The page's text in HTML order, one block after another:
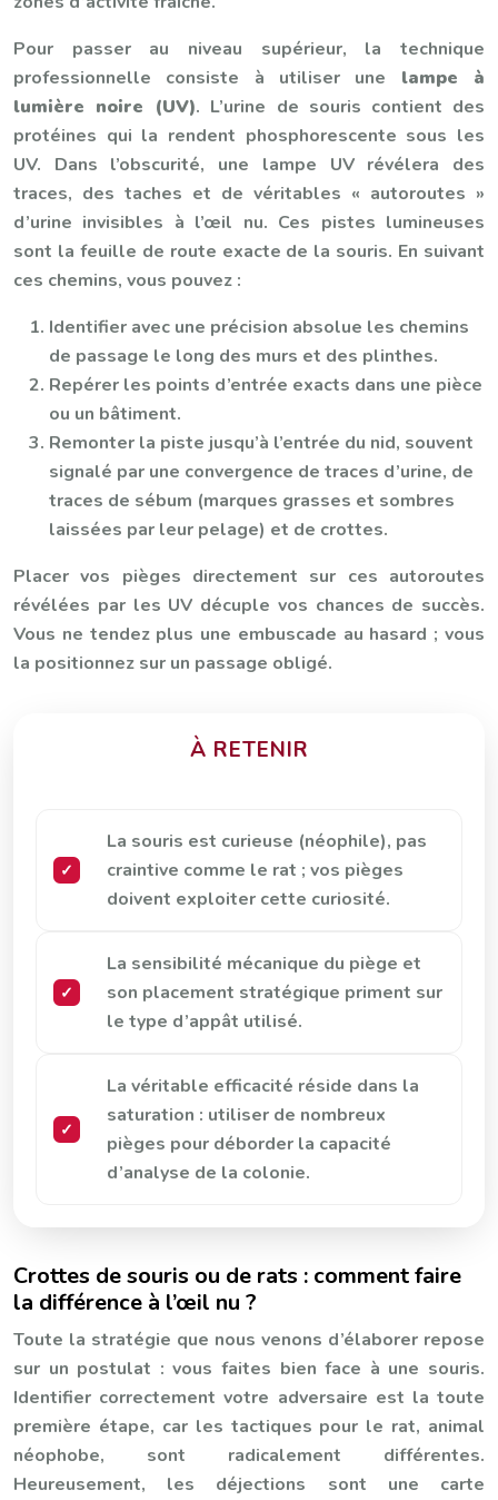
Pour passer au niveau supérieur, la technique
professionnelle consiste à utiliser une lampe à
lumière noire (UV). L’urine de souris contient des
protéines qui la rendent phosphorescente sous les
UV. Dans l’obscurité, une lampe UV révélera des
traces, des taches et de véritables « autoroutes »
d’urine invisibles à l’œil nu. Ces pistes lumineuses
sont la feuille de route exacte de la souris. En suivant
ces chemins, vous pouvez :
Identifier avec une précision absolue les chemins
de passage le long des murs et des plinthes.
Repérer les points d’entrée exacts dans une pièce
ou un bâtiment.
Remonter la piste jusqu’à l’entrée du nid, souvent
signalé par une convergence de traces d’urine, de
traces de sébum (marques grasses et sombres
laissées par leur pelage) et de crottes.
Placer vos pièges directement sur ces autoroutes
révélées par les UV décuple vos chances de succès.
Vous ne tendez plus une embuscade au hasard ; vous
la positionnez sur un passage obligé.
À RETENIR
La souris est curieuse (néophile), pas
craintive comme le rat ; vos pièges
doivent exploiter cette curiosité.
La sensibilité mécanique du piège et
son placement stratégique priment sur
le type d’appât utilisé.
La véritable efficacité réside dans la
saturation : utiliser de nombreux
pièges pour déborder la capacité
d’analyse de la colonie.
Crottes de souris ou de rats : comment faire
la différence à l’œil nu ?
Toute la stratégie que nous venons d’élaborer repose
sur un postulat : vous faites bien face à une souris.
Identifier correctement votre adversaire est la toute
première étape, car les tactiques pour le rat, animal
néophobe, sont radicalement différentes.
Heureusement, les déjections sont une carte